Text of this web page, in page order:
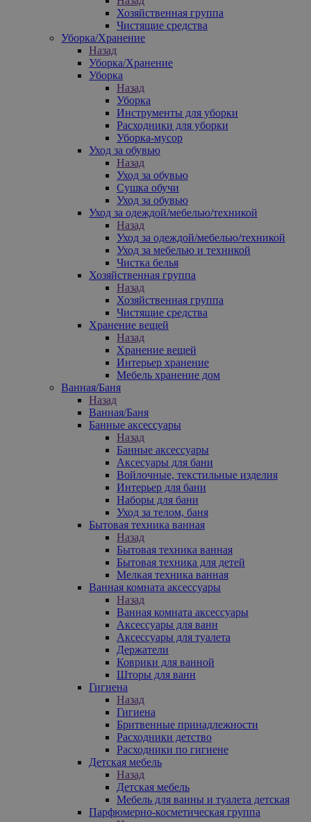
Хозяйственная группа
Чистящие средства
Уборка/Хранение
Назад
Уборка/Хранение
Уборка
Назад
Уборка
Инструменты для уборки
Расходники для уборки
Уборка-мусор
Уход за обувью
Назад
Уход за обувью
Сушка обучи
Уход за обувью
Уход за одеждой/мебелью/техникой
Назад
Уход за одеждой/мебелью/техникой
Уход за мебелью и техникой
Чистка белья
Хозяйственная группа
Назад
Хозяйственная группа
Чистящие средства
Хранение вещей
Назад
Хранение вещей
Интерьер хранение
Мебель хранение дом
Ванная/Баня
Назад
Ванная/Баня
Банные аксессуары
Назад
Банные аксессуары
Аксесуары для бани
Войлочные, текстильные изделия
Интерьер для бани
Наборы для бани
Уход за телом, баня
Бытовая техника ванная
Назад
Бытовая техника ванная
Бытовая техника для детей
Мелкая техника ванная
Ванная комната аксессуары
Назад
Ванная комната аксессуары
Аксессуары для ванн
Аксессуары для туалета
Держатели
Коврики для ванной
Шторы для ванн
Гигиена
Назад
Гигиена
Бритвенные принадлежности
Расходники детство
Расходники по гигиене
Детская мебель
Назад
Детская мебель
Мебель для ванны и туалета детская
Парфюмерно-косметическая группа